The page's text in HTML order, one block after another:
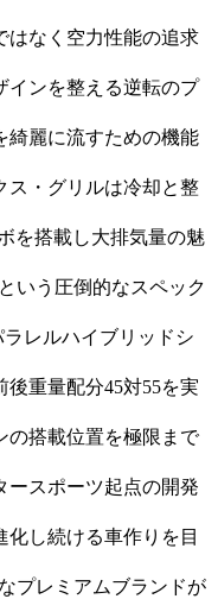
はなく空力性能の追求
インを整える逆転のプ
綺麗に流すための機能
ス・グリルは冷却と整
を搭載し大排気量の魅
いう圧倒的なスペック
レルハイブリッドシ
後重量配分45対55を実
の搭載位置を極限まで
ースポーツ起点の開発
し続ける車作りを目
プレミアムブランドが